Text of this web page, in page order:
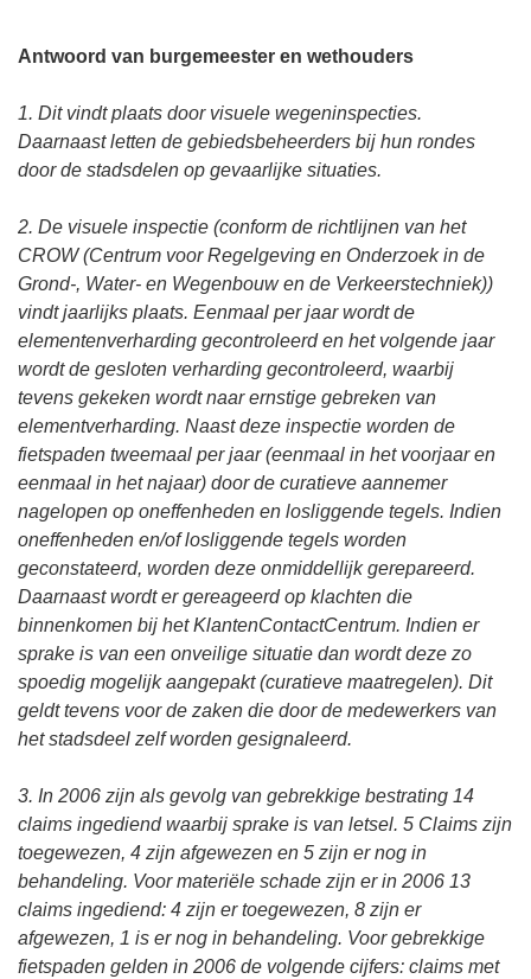
Antwoord van burgemeester en wethouders
1. Dit vindt plaats door visuele wegeninspecties.
Daarnaast letten de gebiedsbeheerders bij hun rondes
door de stadsdelen op gevaarlijke situaties.
2. De visuele inspectie (conform de richtlijnen van het
CROW (Centrum voor Regelgeving en Onderzoek in de
Grond-, Water- en Wegenbouw en de Verkeerstechniek))
vindt jaarlijks plaats. Eenmaal per jaar wordt de
elementenverharding gecontroleerd en het volgende jaar
wordt de gesloten verharding gecontroleerd, waarbij
tevens gekeken wordt naar ernstige gebreken van
elementverharding. Naast deze inspectie worden de
fietspaden tweemaal per jaar (eenmaal in het voorjaar en
eenmaal in het najaar) door de curatieve aannemer
nagelopen op oneffenheden en losliggende tegels. Indien
oneffenheden en/of losliggende tegels worden
geconstateerd, worden deze onmiddellijk gerepareerd.
Daarnaast wordt er gereageerd op klachten die
binnenkomen bij het KlantenContactCentrum. Indien er
sprake is van een onveilige situatie dan wordt deze zo
spoedig mogelijk aangepakt (curatieve maatregelen). Dit
geldt tevens voor de zaken die door de medewerkers van
het stadsdeel zelf worden gesignaleerd.
3. In 2006 zijn als gevolg van gebrekkige bestrating 14
claims ingediend waarbij sprake is van letsel. 5 Claims zijn
toegewezen, 4 zijn afgewezen en 5 zijn er nog in
behandeling. Voor materiële schade zijn er in 2006 13
claims ingediend: 4 zijn er toegewezen, 8 zijn er
afgewezen, 1 is er nog in behandeling. Voor gebrekkige
fietspaden gelden in 2006 de volgende cijfers: claims met